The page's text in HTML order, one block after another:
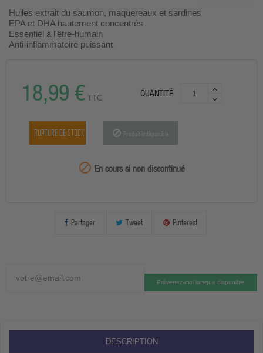
Huiles extrait du saumon, maquereaux et sardines
EPA et DHA hautement concentrés
Essentiel à l'être-humain
Anti-inflammatoire puissant
18,99 € TTC QUANTITÉ
RUPTURE DE STOCK Produit indisponible
 En cours si non discontinué
Partager Tweet Pinterest
Prévenez-moi lorsque disponible
DESCRIPTION